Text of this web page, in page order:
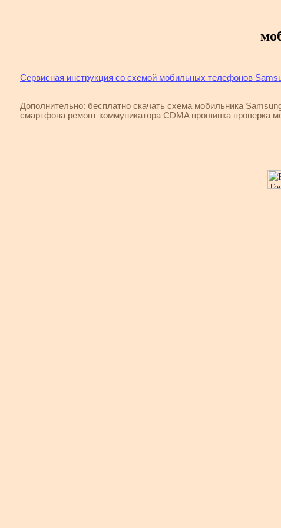
Сервисная инструкция со схемой мобильных телефонов
Дополнительно: бесплатно скачать схема мобильника
смартфона ремонт коммуникатора CDMA прошивка проверка